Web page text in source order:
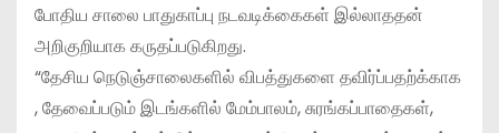
போதிய சாலை பாதுகாப்பு நடவடிக்கைகள் இல்லாததன்
அறிகுறியாக கருதப்படுகிறது.
“தேசிய நெடுஞ்சாலைகளில் விபத்துகளை தவிர்ப்பதற்க்காக
, தேவைப்படும் இடங்களில் மேம்பாலம், சுரங்கப்பாதைகள்,